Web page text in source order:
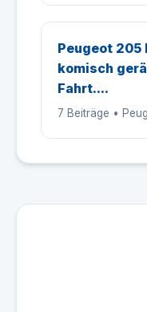
Peugeot 205
komisch
Fahrt....
7 Beiträge •